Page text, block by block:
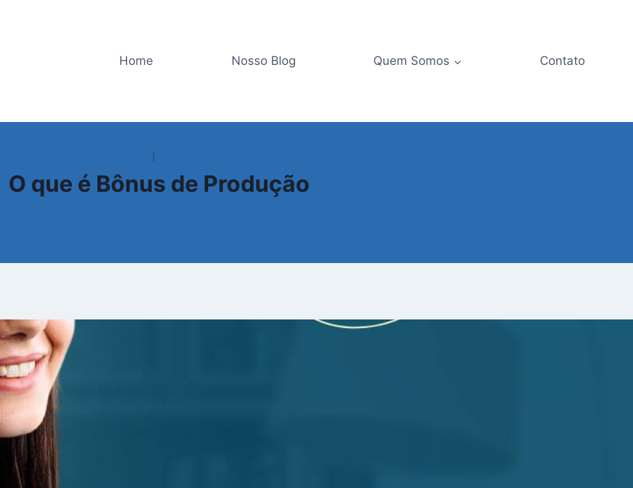
Home Nosso Blog Quem Somos Contato
O que é Bônus de Produção